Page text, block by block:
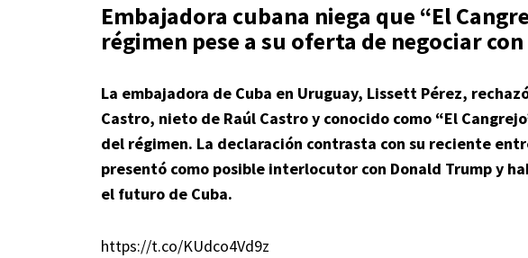
Embajadora cubana niega que “El
régimen pese a su oferta de negociar
La embajadora de Cuba en Uruguay, Lissett Pérez,
Castro, nieto de Raúl Castro y conocido como “El
del régimen. La declaración contrasta con su reciente
presentó como posible interlocutor con Donald Trump y
el futuro de Cuba.
https://t.co/KUdco4Vd9z